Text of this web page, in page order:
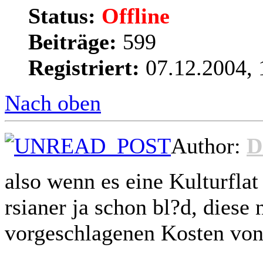
Status: Offline
Beiträge: 599
Registriert: 07.12.2004,
Nach oben
Author:
also wenn es eine Kulturflat
rsianer ja schon bl?d,
vorgeschlagenen Kosten